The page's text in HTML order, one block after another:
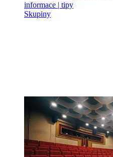
informace | tipy
Skupiny